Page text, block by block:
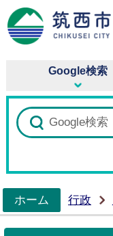
Google検索
ホーム
行政